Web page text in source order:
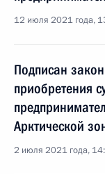
12 июля 2021 года,
Подписан
приобретения
Арктической
2 июля 2021 года,